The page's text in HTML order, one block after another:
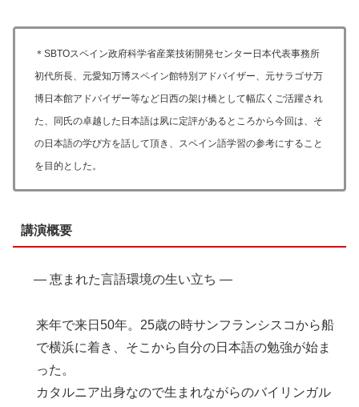
＊SBTOスペイン政府科学省産業技術開発センター日本代表事務所
初代所長、元愛知万博スペイン館特別アドバイザー、元サラゴサ万
博日本館アドバイザー等など日西の架け橋として幅広くご活躍され
た、同氏の卓越した日本語は夙に定評があるところから今回は、そ
の日本語の学び方を話して頂き、スペイン語学習の参考にすること
を目的とした。
講演概要
― 恵まれた言語環境の生い立ち ―
来年で来日50年。25歳の時サンフランシスコから船
で横浜に着き、そこから自分の日本語の勉強が始ま
った。
カタルニア出身なので生まれながらのバイリンガル